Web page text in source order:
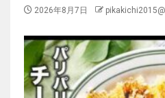
2026年8月7日